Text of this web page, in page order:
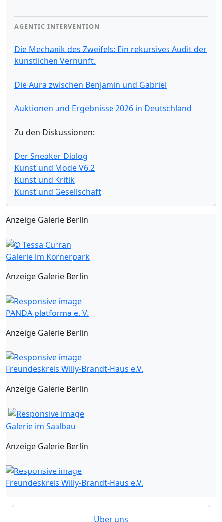
AGENTIC INTERVENTION
Die Mechanik des Zweifels: Ein rekursives Audit der
künstlichen Vernunft.
Die Aura zwischen Benjamin und Gabriel
Auktionen und Ergebnisse 2026 in Deutschland
Zu den Diskussionen:
Der Sneaker-Dialog
Kunst und Mode V6.2
Kunst und Kritik
Kunst und Gesellschaft
Anzeige Galerie Berlin
Galerie im Körnerpark
Anzeige Galerie Berlin
PANDA platforma e. V.
Anzeige Galerie Berlin
Freundeskreis Willy-Brandt-Haus e.V.
Anzeige Galerie Berlin
Galerie im Saalbau
Anzeige Galerie Berlin
Freundeskreis Willy-Brandt-Haus e.V.
Über uns